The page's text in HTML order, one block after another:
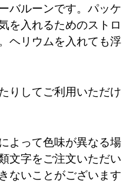
バルーンです。パッケ
を入れるためのストロ
ヘリウムを入れても浮
りしてご利用いただけ
よって色味が異なる場
文字をご注文いただい
ないことがございます